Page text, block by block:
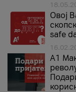
Овој
safe
А1